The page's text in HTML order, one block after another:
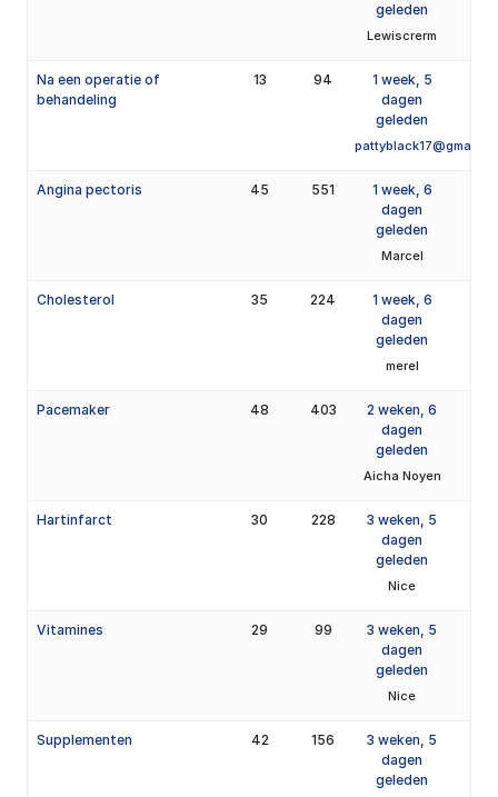
geleden
Lewiscrerm
Na een operatie of
behandeling
13 94
1 week, 5
dagen
geleden
Angina pectoris 45 551
1 week, 6
dagen
geleden
Marcel
Cholesterol 35 224
1 week, 6
dagen
geleden
merel
Pacemaker 48 403
2 weken, 6
dagen
geleden
Aicha Noyen
Hartinfarct 30 228
3 weken, 5
dagen
geleden
Nice
Vitamines 29 99
3 weken, 5
dagen
geleden
Nice
Supplementen 42 156
3 weken, 5
dagen
geleden